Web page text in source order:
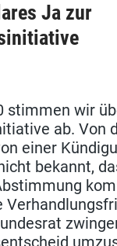
Ja zur
stimmen wir
ab. Von
einer
bekannt,